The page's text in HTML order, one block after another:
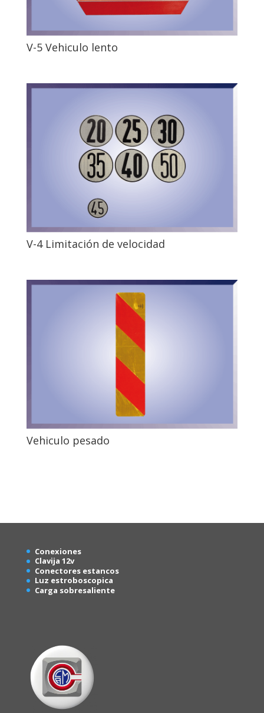
V-5 Vehiculo lento
V-4 Limitación de velocidad
Vehiculo pesado
Conexiones
Clavija 12v
Conectores estancos
Luz estroboscopica
Carga sobresaliente